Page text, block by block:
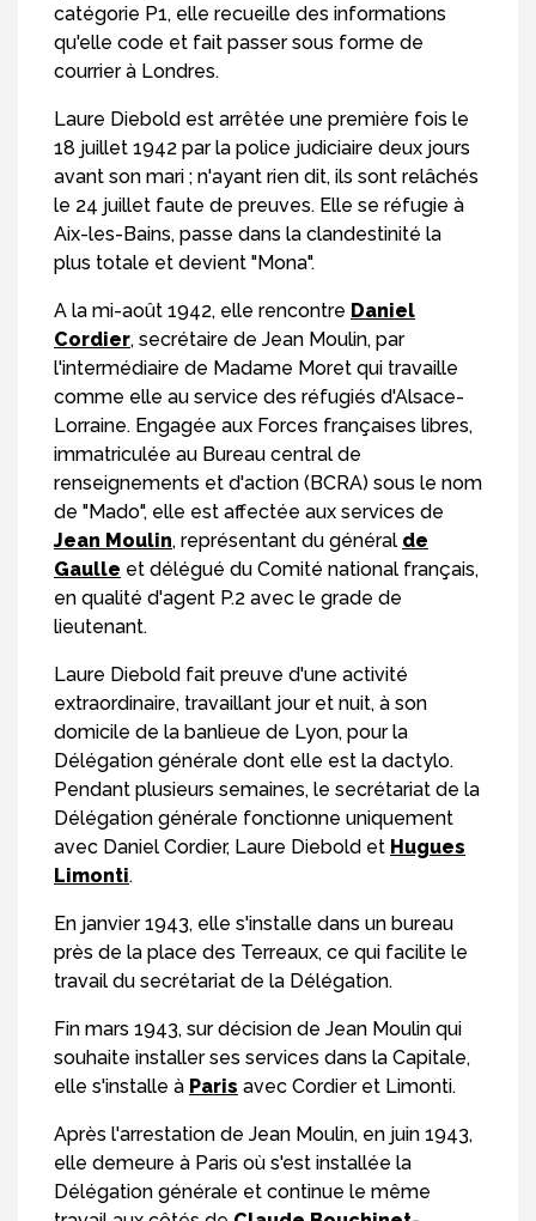
catégorie P1, elle recueille des informations
qu'elle code et fait passer sous forme de
courrier à Londres.
Laure Diebold est arrêtée une première fois le
18 juillet 1942 par la police judiciaire deux jours
avant son mari ; n'ayant rien dit, ils sont relâchés
le 24 juillet faute de preuves. Elle se réfugie à
Aix-les-Bains, passe dans la clandestinité la
plus totale et devient "Mona".
A la mi-août 1942, elle rencontre Daniel
Cordier, secrétaire de Jean Moulin, par
l'intermédiaire de Madame Moret qui travaille
comme elle au service des réfugiés d'Alsace-
Lorraine. Engagée aux Forces françaises libres,
immatriculée au Bureau central de
renseignements et d'action (BCRA) sous le nom
de "Mado", elle est affectée aux services de
Jean Moulin, représentant du général de
Gaulle et délégué du Comité national français,
en qualité d'agent P.2 avec le grade de
lieutenant.
Laure Diebold fait preuve d'une activité
extraordinaire, travaillant jour et nuit, à son
domicile de la banlieue de Lyon, pour la
Délégation générale dont elle est la dactylo.
Pendant plusieurs semaines, le secrétariat de la
Délégation générale fonctionne uniquement
avec Daniel Cordier, Laure Diebold et Hugues
Limonti.
En janvier 1943, elle s'installe dans un bureau
près de la place des Terreaux, ce qui facilite le
travail du secrétariat de la Délégation.
Fin mars 1943, sur décision de Jean Moulin qui
souhaite installer ses services dans la Capitale,
elle s'installe à Paris avec Cordier et Limonti.
Après l'arrestation de Jean Moulin, en juin 1943,
elle demeure à Paris où s'est installée la
Délégation générale et continue le même